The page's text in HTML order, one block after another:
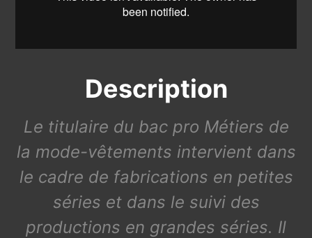
Description
Le titulaire du bac pro Métiers de
la mode-vêtements intervient dans
le cadre de fabrications en petites
séries et dans le suivi des
productions en grandes séries. Il